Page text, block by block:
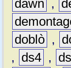
dawn ,
doblò ,
,
ds4 ,